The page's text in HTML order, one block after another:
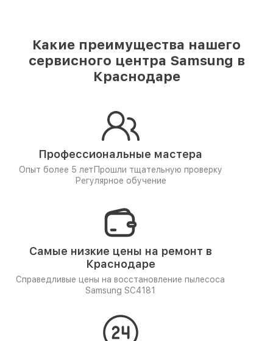
Какие преимущества нашего
сервисного центра Samsung в
Краснодаре
Профессиональные мастера
Опыт более 5 лет Прошли тщательную проверку
Регулярное обучение
Самые низкие цены на ремонт в
Краснодаре
Справедливые цены на восстановление пылесоса
Samsung SC4181